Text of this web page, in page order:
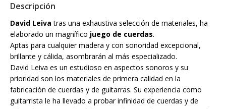
Descripción
David Leiva tras una exhaustiva selección de materiales, ha
elaborado un magnífico juego de cuerdas.
Aptas para cualquier madera y con sonoridad excepcional,
brillante y cálida, asombrarán al más especializado.
David Leiva es un estudioso en aspectos sonoros y su
prioridad son los materiales de primera calidad en la
fabricación de cuerdas y de guitarras. Su experiencia como
guitarrista le ha llevado a probar infinidad de cuerdas y de